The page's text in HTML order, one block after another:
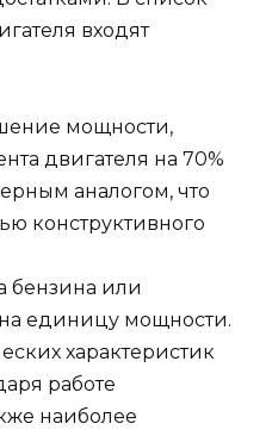
входят
мощности,
двигателя на 70%
аналогом, что
конструктивного
бензина или
единицу мощности.
характеристик
работе
наиболее